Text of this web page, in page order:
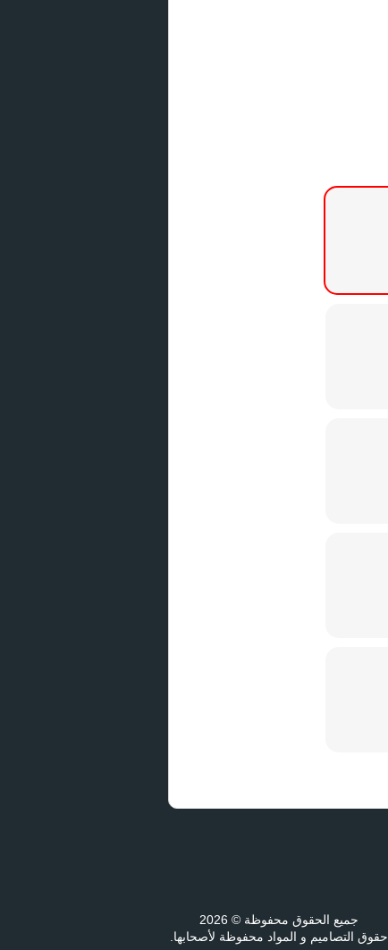
جميع الحقوق محفوظة © 2026
حقوق التصاميم و المواد محفوظة لأصحابها.